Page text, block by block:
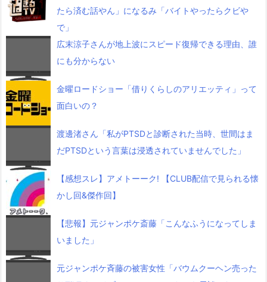
たら済む話やん」になるみ「バイトやったらクビや
で」
広末涼子さんが地上波にスピード復帰できる理由、誰
にも分からない
金曜ロードショー「借りくらしのアリエッティ」って
面白いの？
渡邊渚さん「私がPTSDと診断された当時、世間はま
だPTSDという言葉は浸透されていませんでした」
【感想スレ】アメトーーク! 【CLUB配信で見られる懐
かし回&傑作回】
【悲報】元ジャンポケ斎藤「こんなふうになってしま
いました」
元ジャンポケ斉藤の被害女性「バウムクーヘン売った